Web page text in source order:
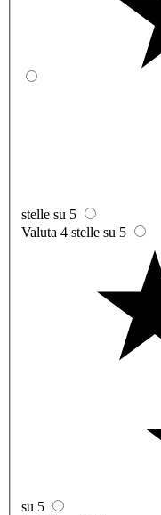
stelle su 5
Valuta 4 stelle su 5
su 5